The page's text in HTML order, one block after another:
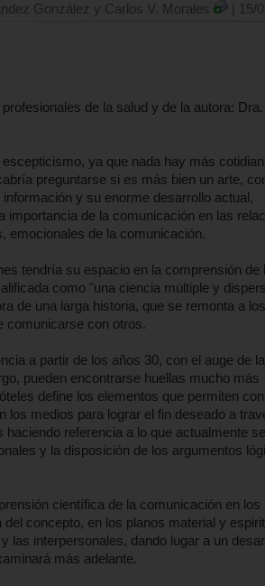
González y Carlos V. Morales | 15/
de la salud y de la autora: Dra.
ya que nada hay más
preguntarse si es más bien un arte,
y su enorme desarrollo actual,
de la comunicación en las
emocionales de la comunicación.
tendría su espacio en la comprensión de
como "una ciencia múltiple y
de una larga historia, que se remonta a los
comunicarse con otros.
a partir de los años 30, con el auge de la
pueden encontrarse huellas mucho más
define los elementos que permiten
medios para lograr el fin deseado a
referencia a lo que actualmente
y la disposición de los argumentos
científica de la comunicación en los
concepto, en los planos material y
las interpersonales, dando lugar a un
más adelante.